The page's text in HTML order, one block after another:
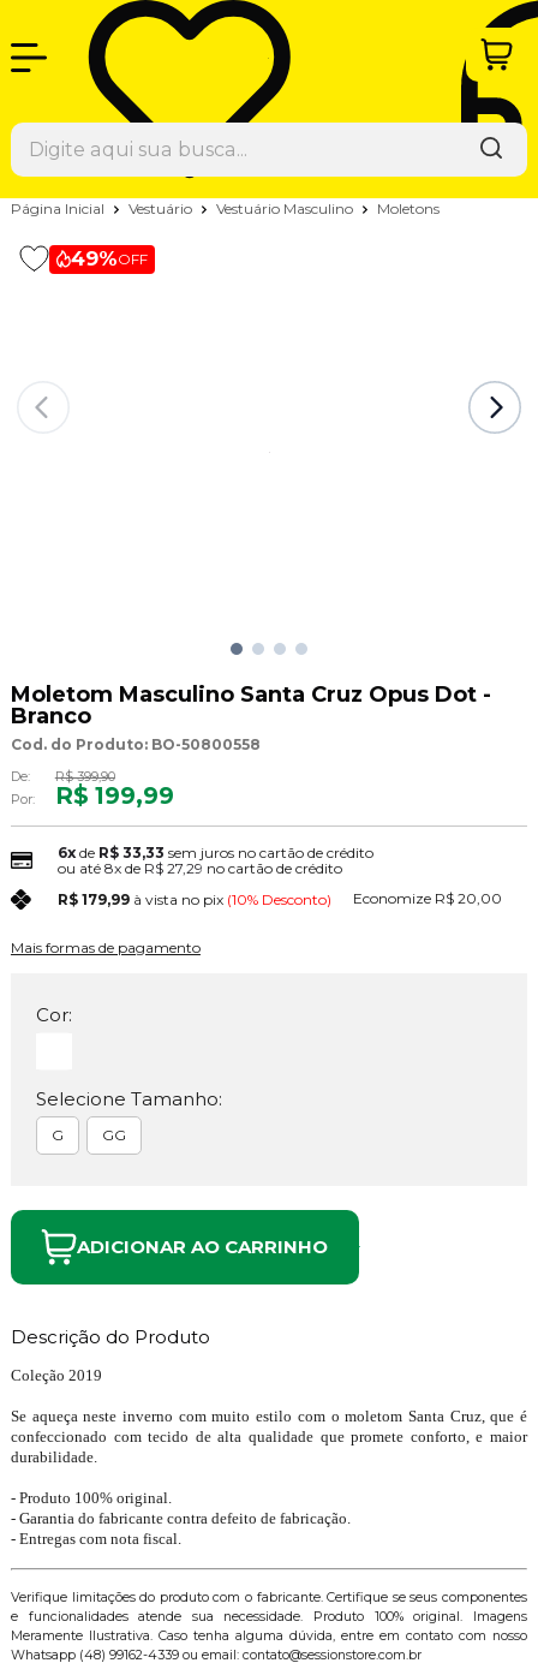
Página Inicial Vestuário Vestuário Masculino Moletons
49%OFF
Moletom Masculino Santa Cruz Opus Dot -
Branco
Cod. do Produto: BO-50800558
De:
R$ 399,90
Por:
R$ 199,99
6xde R$ 33,33 sem juros no cartão de crédito
ou até 8xde R$ 27,29 no cartão de crédito
R$ 179,99 à vista no pix (10% Desconto) Economize R$ 20,00
Mais formas de pagamento
Cor:
Selecione Tamanho:
G GG
ADICIONAR AO CARRINHO
Descrição do Produto
Coleção 2019
Se aqueça neste inverno com muito estilo com o moletom Santa Cruz, que é
confeccionado com tecido de alta qualidade que promete conforto, e maior
durabilidade.
- Produto 100% original.
- Garantia do fabricante contra defeito de fabricação.
- Entregas com nota fiscal.
Verifique limitações do produto com o fabricante. Certifique se seus componentes
e funcionalidades atende sua necessidade. Produto 100% original. Imagens
Meramente Ilustrativa. Caso tenha alguma dúvida, entre em contato com nosso
Whatsapp (48) 99162-4339 ou email: contato@sessionstore.com.br